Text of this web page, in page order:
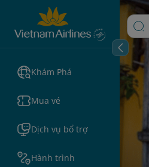
Khám Phá
Mua vé
Dịch vụ bổ trợ
Hành trình